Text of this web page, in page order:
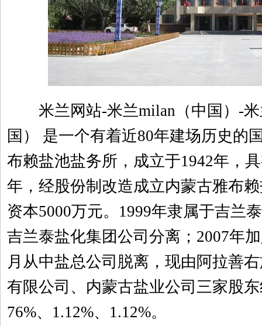
米兰网站-米兰milan（中国）-米
国） 是一个有着近80年建场历史的
布赖盐池盐务所，成立于1942年，
年，经股份制改造成立内蒙古雅布
资本5000万元。1999年隶属于吉兰
吉兰泰盐化集团公司分离；2007年
月从中盐总公司脱离，现由阿拉善
有限公司、内蒙古盐业公司三家股
76%、1.12%、1.12%。